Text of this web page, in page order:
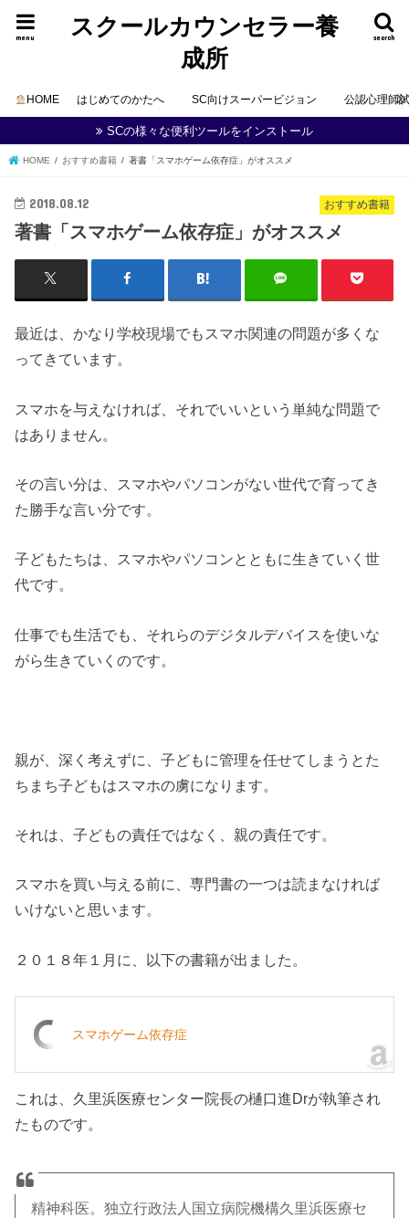
スクールカウンセラー養
成所
search
menu
HOME はじめてのかたへ SC向けスーパービジョン 公認心理師
SCの様々な便利ツールをインストール
HOME おすすめ書籍 著書「スマホゲーム依存症」がオススメ
おすすめ書籍
2018.08.12
著書「スマホゲーム依存症」がオススメ
最近は、かなり学校現場でもスマホ関連の問題が多くな
ってきています。
スマホを与えなければ、それでいいという単純な問題で
はありません。
その言い分は、スマホやパソコンがない世代で育ってき
た勝手な言い分です。
子どもたちは、スマホやパソコンとともに生きていく世
代です。
仕事でも生活でも、それらのデジタルデバイスを使いな
がら生きていくのです。
親が、深く考えずに、子どもに管理を任せてしまうとた
ちまち子どもはスマホの虜になります。
それは、子どもの責任ではなく、親の責任です。
スマホを買い与える前に、専門書の一つは読まなければ
いけないと思います。
２０１８年１月に、以下の書籍が出ました。
スマホゲーム依存症
これは、久里浜医療センター院長の樋口進Drが執筆され
たものです。
精神科医。独立行政法人国立病院機構久里浜医療セ